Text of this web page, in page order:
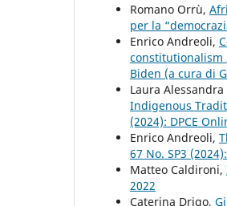
Romano Orrù,
per la
Enrico Andreoli,
constitutionalism
Biden (a cura di
Laura Alessandra
Indigenous
(2024): DPCE
Enrico Andreoli,
67 No. SP3
Matteo Caldironi,
2022
Caterina Drigo,